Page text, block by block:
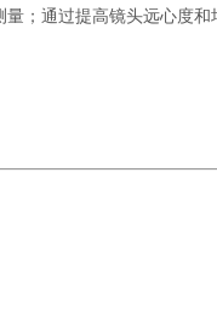
；通过提高镜头远心度和